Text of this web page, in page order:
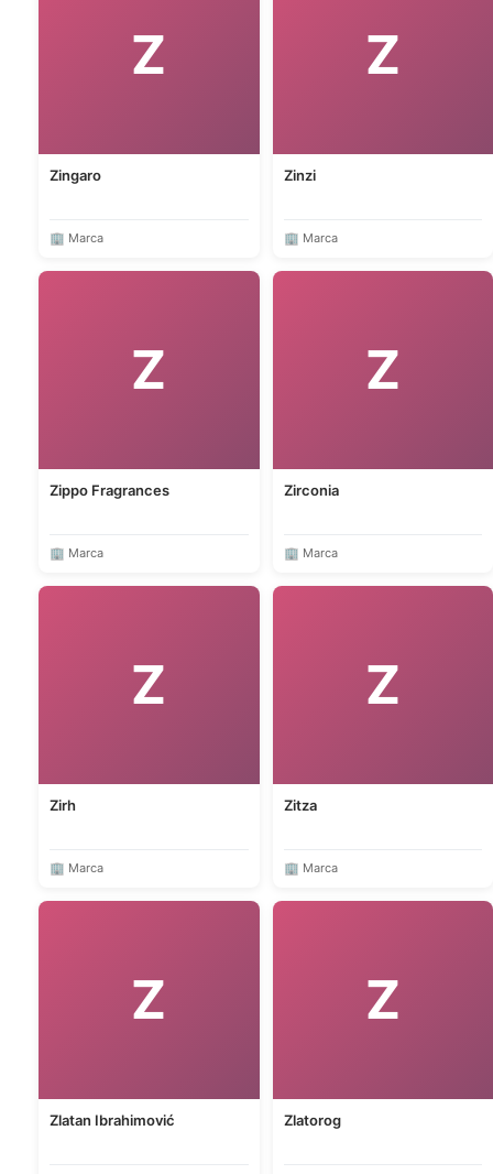
Z
Zingaro
🏢 Marca
Z
Zinzi
🏢 Marca
Z
Zippo Fragrances
🏢 Marca
Z
Zirconia
🏢 Marca
Z
Zirh
🏢 Marca
Z
Zitza
🏢 Marca
Z
Zlatan Ibrahimović
Z
Zlatorog